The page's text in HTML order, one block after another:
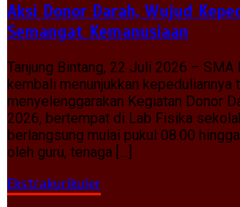
Aksi Donor Darah, Wujud
Semangat Kemanusiaan
Tanjung Bintang, 22 Juli 2026 – SMA
kembali menunjukkan kepeduliannya
menyelenggarakan Kegiatan Donor
2026, bertempat di Lab Fisika
berlangsung mulai pukul 08.00
oleh guru, tenaga […]
Ekstrakurikuler